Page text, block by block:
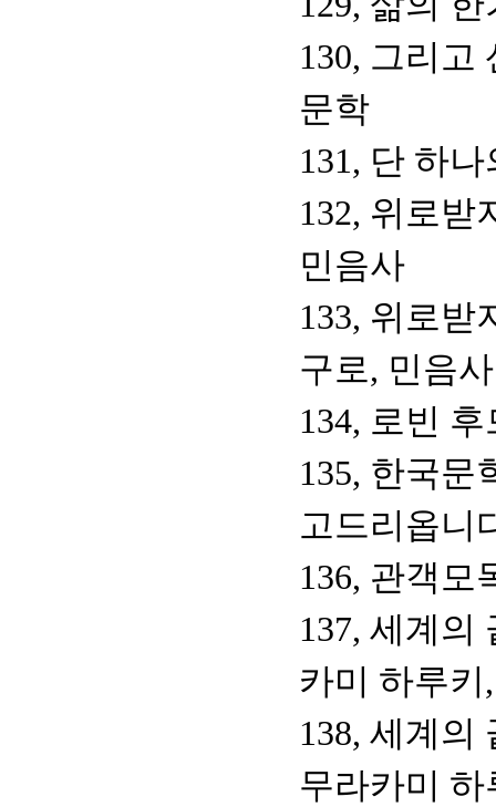
130, 그리고
문학
131, 단 하
132, 위로받
민음사
133, 위로받
구로, 민음사
134, 로빈
135, 한국문
고드리옵니
136, 관객모
137, 세계의
카미 하루키
138, 세계의
무라카미